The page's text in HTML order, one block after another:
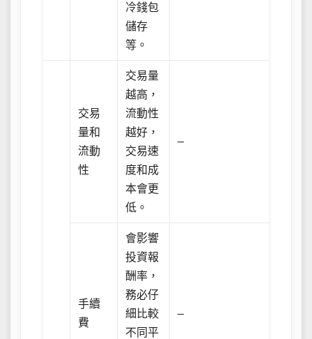
冷錢包
儲存
等。
交易
量和
流動
性
交易量
越高，
流動性
越好，
交易速
度和成
本會更
低。
–
手續
費
會影響
投資報
酬率，
務必仔
細比較
不同平
–